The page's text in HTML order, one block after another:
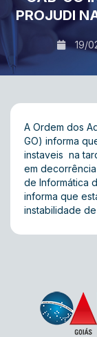
PROJUDI
19/
A Ordem dos
GO) informa
instaveis na
em
de Informática
informa que
instabilidade